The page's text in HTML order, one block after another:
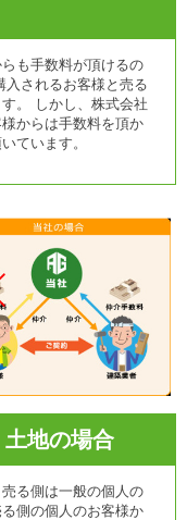
も手数料が頂けるの
されるお客様と売る
。 しかし、株式会社
からは手数料を頂か
ています。
地の場合
る側は一般の個人の
側の個人のお客様か